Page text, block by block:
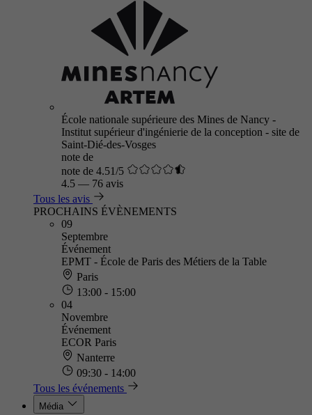
École nationale supérieure des Mines de Nancy -
Institut supérieur d'ingénierie de la conception - site de
Saint-Dié-des-Vosges
note de
note de 4.51/5
4.5 — 76 avis
Tous les avis
PROCHAINS ÉVÈNEMENTS
09
Septembre
Événement
EPMT - École de Paris des Métiers de la Table
Paris
13:00 - 15:00
04
Novembre
Événement
ECOR Paris
Nanterre
09:30 - 14:00
Tous les événements
Média